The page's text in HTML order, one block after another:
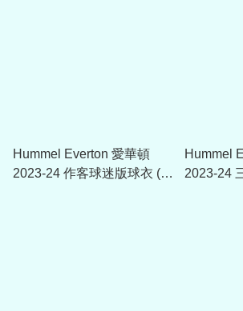
Hummel Everton 愛華頓
2023-24 作客球迷版球衣 (附
Hummel
2023-24